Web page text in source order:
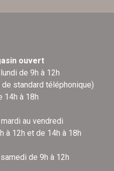
ouvert
de 9h à 12h
de standard téléphonique)
14h à 18h
au vendredi
à 12h et de 14h à 18h
de 9h à 12h